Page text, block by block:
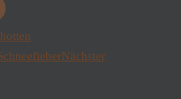
Nächster